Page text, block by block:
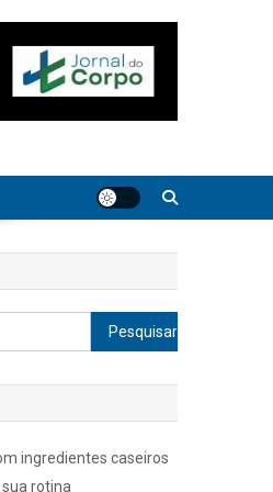
Pesquisar
por:
ingredientes caseiros
rotina